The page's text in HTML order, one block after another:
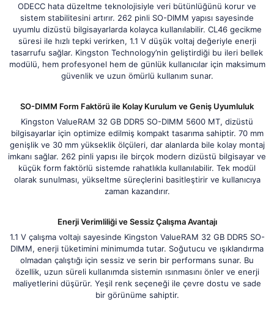
ODECC hata düzeltme teknolojisiyle veri bütünlüğünü korur ve
sistem stabilitesini artırır. 262 pinli SO-DIMM yapısı sayesinde
uyumlu dizüstü bilgisayarlarda kolayca kullanılabilir. CL46 gecikme
süresi ile hızlı tepki verirken, 1.1 V düşük voltaj değeriyle enerji
tasarrufu sağlar. Kingston Technology’nin geliştirdiği bu ileri bellek
modülü, hem profesyonel hem de günlük kullanıcılar için maksimum
güvenlik ve uzun ömürlü kullanım sunar.
SO-DIMM Form Faktörü ile Kolay Kurulum ve Geniş Uyumluluk
Kingston ValueRAM 32 GB DDR5 SO-DIMM 5600 MT, dizüstü
bilgisayarlar için optimize edilmiş kompakt tasarıma sahiptir. 70 mm
genişlik ve 30 mm yükseklik ölçüleri, dar alanlarda bile kolay montaj
imkanı sağlar. 262 pinli yapısı ile birçok modern dizüstü bilgisayar ve
küçük form faktörlü sistemde rahatlıkla kullanılabilir. Tek modül
olarak sunulması, yükseltme süreçlerini basitleştirir ve kullanıcıya
zaman kazandırır.
Enerji Verimliliği ve Sessiz Çalışma Avantajı
1.1 V çalışma voltajı sayesinde Kingston ValueRAM 32 GB DDR5 SO-
DIMM, enerji tüketimini minimumda tutar. Soğutucu ve ışıklandırma
olmadan çalıştığı için sessiz ve serin bir performans sunar. Bu
özellik, uzun süreli kullanımda sistemin ısınmasını önler ve enerji
maliyetlerini düşürür. Yeşil renk seçeneği ile çevre dostu ve sade
bir görünüme sahiptir.